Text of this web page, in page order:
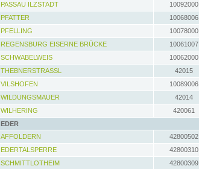
PASSAU ILZSTADT
10092000
PFATTER
10068006
PFELLING
10078000
REGENSBURG EISERNE BRÜCKE
10061007
SCHWABELWEIS
10062000
THEBNERSTRASSL
42015
VILSHOFEN
10089006
WILDUNGSMAUER
42014
WILHERING
420061
EDER
AFFOLDERN
42800502
EDERTALSPERRE
42800310
SCHMITTLOTHEIM
42800309